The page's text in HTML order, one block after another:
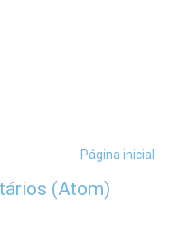
Página inicial
(Atom)